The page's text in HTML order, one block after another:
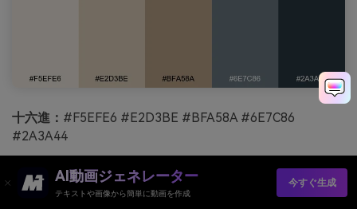
十六進： #F5EFE6 #E2D3BE #BFA58A #6E7C86
#2A3A44
最適な場合: インテリアムードボードやライフスタイルブ
AI動画ジェネレーター
テキストや画像から簡単に動画を作成
今すぐ生成